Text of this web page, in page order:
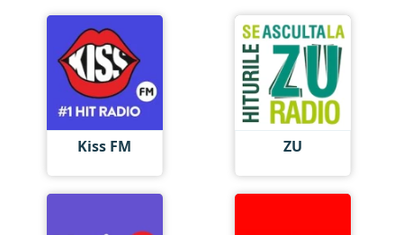
Kiss FM ZU